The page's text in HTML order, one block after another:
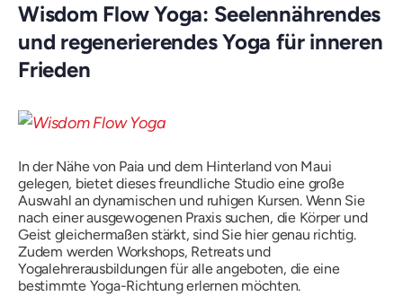
Wisdom Flow Yoga: Seelennährendes
und regenerierendes Yoga für inneren
Frieden
In der Nähe von Paia und dem Hinterland von Maui
gelegen, bietet dieses freundliche Studio eine große
Auswahl an dynamischen und ruhigen Kursen. Wenn Sie
nach einer ausgewogenen Praxis suchen, die Körper und
Geist gleichermaßen stärkt, sind Sie hier genau richtig.
Zudem werden Workshops, Retreats und
Yogalehrerausbildungen für alle angeboten, die eine
bestimmte Yoga-Richtung erlernen möchten.